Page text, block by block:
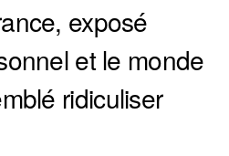
exposé
et le monde
ridiculiser